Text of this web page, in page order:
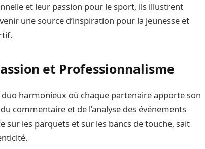
et leur passion pour le sport, ils illustrent
une source d’inspiration pour la jeunesse et
et Professionnalisme
duo harmonieux où chaque partenaire apporte son
commentaire et de l’analyse des événements
sur les parquets et sur les bancs de touche, sait